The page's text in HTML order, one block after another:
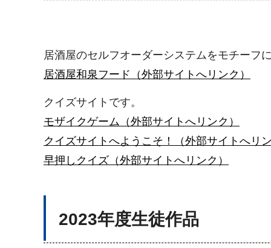
居酒屋のセルフオーダーシステムをモチーフ
居酒屋和泉フード（外部サイトへリンク）
クイズサイトです。
モザイクゲーム（外部サイトへリンク）
クイズサイトへようこそ！（外部サイトへリン
早押しクイズ（外部サイトへリンク）
2023年度生徒作品